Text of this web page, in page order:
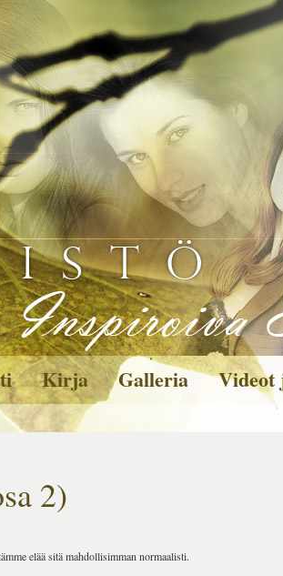
Kirja Galleria
2)
elää sitä mahdollisimman normaalisti.